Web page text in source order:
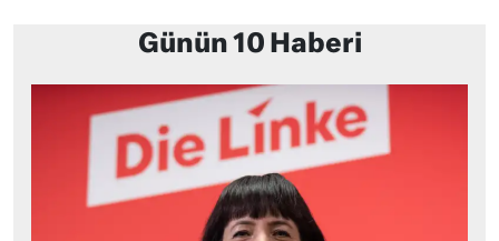
Günün 10 Haberi